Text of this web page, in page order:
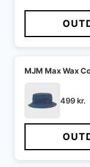
MJM Max Wax
499kr.